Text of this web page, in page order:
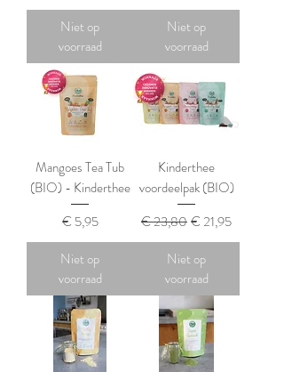
Niet op
voorraad
Niet op
voorraad
Mangoes Tea Tub
(BIO) - Kinderthee
Prijs
€ 5,95
Niet op
voorraad
Kinderthee
voordeelpak (BIO)
Normale prijs
€ 23,80Verkoopprijs
€ 21,95
Niet op
voorraad